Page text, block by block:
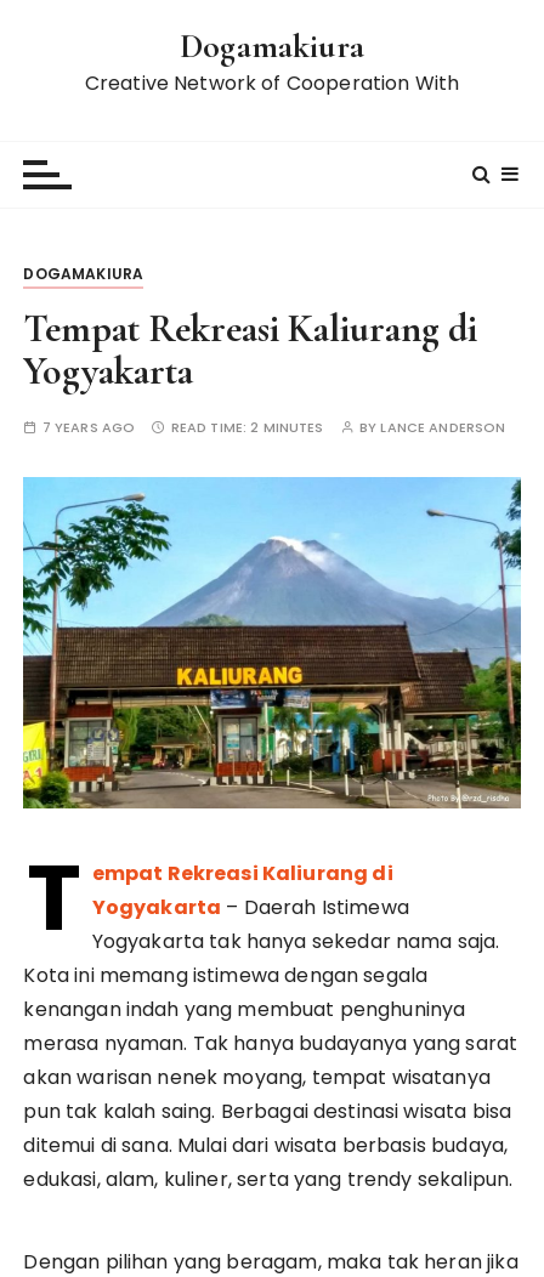
Dogamakiura
Creative Network of Cooperation With
DOGAMAKIURA
Tempat Rekreasi Kaliurang di
Yogyakarta
7 YEARS AGO READ TIME:2 MINUTES BYLANCE ANDERSON
T empat Rekreasi Kaliurang di
Yogyakarta – Daerah Istimewa
Yogyakarta tak hanya sekedar nama saja.
Kota ini memang istimewa dengan segala
kenangan indah yang membuat penghuninya
merasa nyaman. Tak hanya budayanya yang sarat
akan warisan nenek moyang, tempat wisatanya
pun tak kalah saing. Berbagai destinasi wisata bisa
ditemui di sana. Mulai dari wisata berbasis budaya,
edukasi, alam, kuliner, serta yang trendy sekalipun.
Dengan pilihan yang beragam, maka tak heran jika